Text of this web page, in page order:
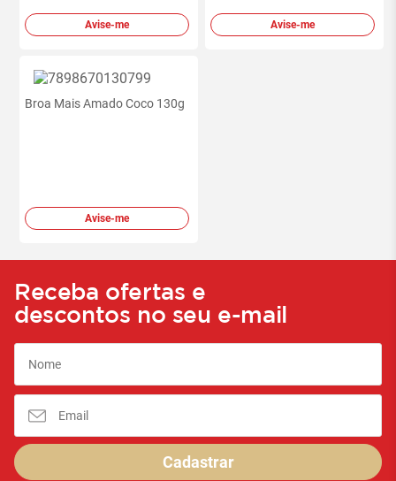
Avise-me Avise-me
Broa Mais Amado Coco 130g
Avise-me
Receba ofertas e
descontos no seu e-mail
Cadastrar